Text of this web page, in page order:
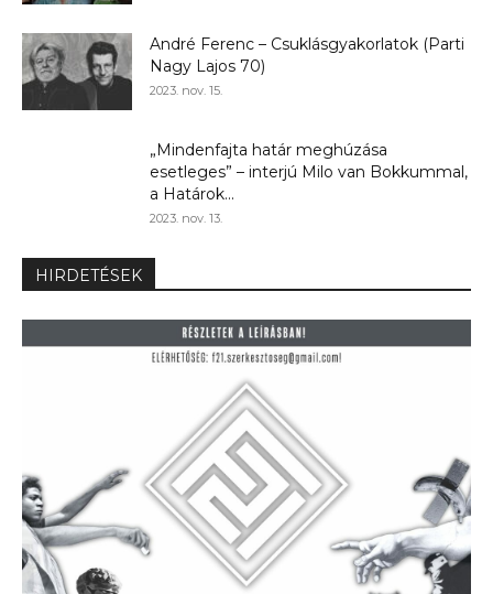
André Ferenc – Csuklásgyakorlatok (Parti
Nagy Lajos 70)
2023. nov. 15.
„Mindenfajta határ meghúzása
esetleges” – interjú Milo van Bokkummal,
a Határok...
2023. nov. 13.
HIRDETÉSEK